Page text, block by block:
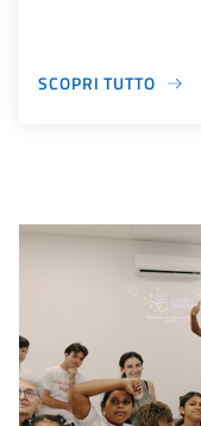
SCOPRI TUTTO